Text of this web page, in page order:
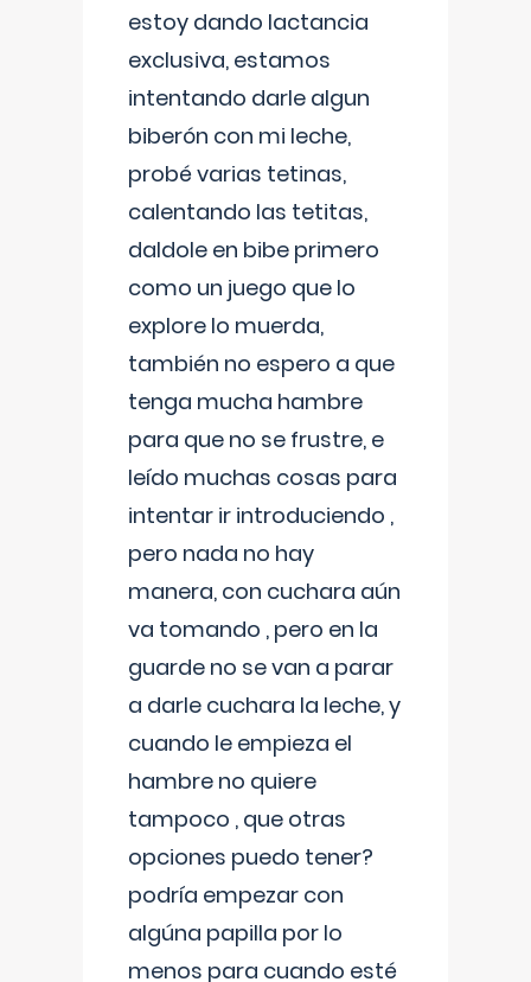
estoy dando lactancia
exclusiva, estamos
intentando darle algun
biberón con mi leche,
probé varias tetinas,
calentando las tetitas,
daldole en bibe primero
como un juego que lo
explore lo muerda,
también no espero a que
tenga mucha hambre
para que no se frustre, e
leído muchas cosas para
intentar ir introduciendo ,
pero nada no hay
manera, con cuchara aún
va tomando , pero en la
guarde no se van a parar
a darle cuchara la leche, y
cuando le empieza el
hambre no quiere
tampoco , que otras
opciones puedo tener?
podría empezar con
algúna papilla por lo
menos para cuando esté